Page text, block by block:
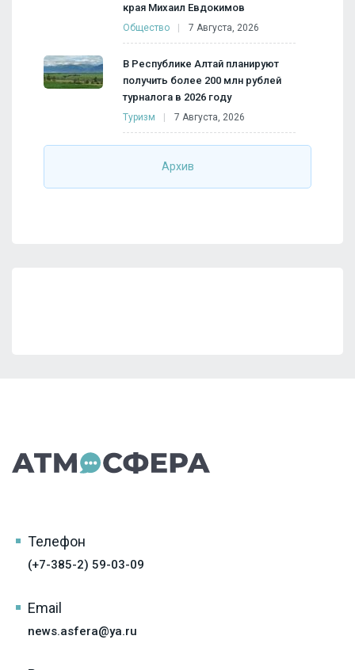
края Михаил Евдокимов
Общество 7 Августа, 2026
В Республике Алтай планируют
получить более 200 млн рублей
турналога в 2026 году
Туризм 7 Августа, 2026
Архив
Телефон
(+7-385-2) 59-03-09
Email
news.asfera@ya.ru